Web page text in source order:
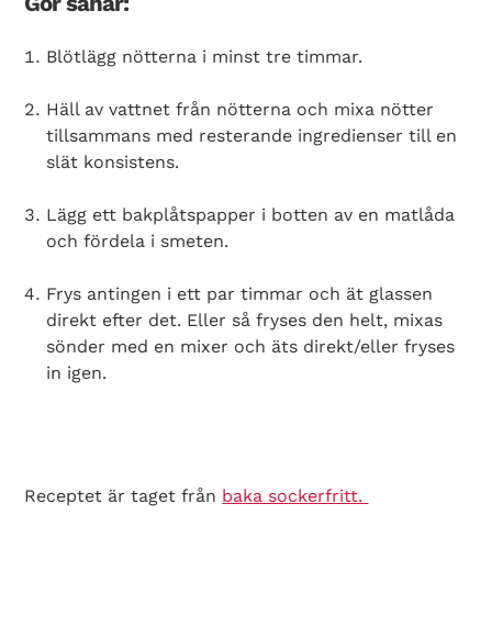
Blötlägg nötterna i minst tre timmar.
Häll av vattnet från nötterna och mixa nötter
tillsammans med resterande ingredienser till en
slät konsistens.
Lägg ett bakplåtspapper i botten av en matlåda
och fördela i smeten.
Frys antingen i ett par timmar och ät glassen
direkt efter det. Eller så fryses den helt, mixas
sönder med en mixer och äts direkt/eller fryses
in igen.
Receptet är taget från baka sockerfritt.